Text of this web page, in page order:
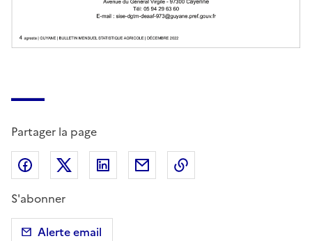
Partager la page
Partager sur Facebook
Partager sur X (anciennement Twitter)
Partager sur LinkedIn
Partager par email
S'abonner
Alerte email